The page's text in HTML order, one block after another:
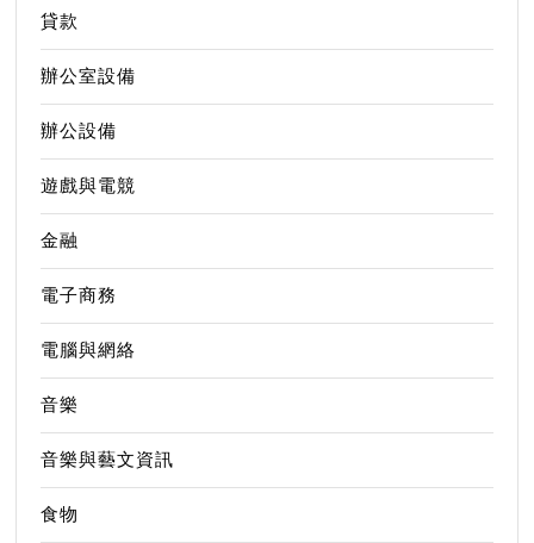
貸款
辦公室設備
辦公設備
遊戲與電競
金融
電子商務
電腦與網絡
音樂
音樂與藝文資訊
食物